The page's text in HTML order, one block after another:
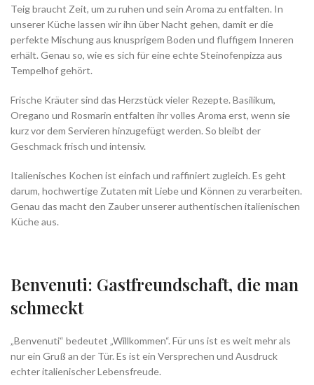
Teig braucht Zeit, um zu ruhen und sein Aroma zu entfalten. In
unserer Küche lassen wir ihn über Nacht gehen, damit er die
perfekte Mischung aus knusprigem Boden und fluffigem Inneren
erhält. Genau so, wie es sich für eine echte Steinofenpizza aus
Tempelhof gehört.
Frische Kräuter sind das Herzstück vieler Rezepte. Basilikum,
Oregano und Rosmarin entfalten ihr volles Aroma erst, wenn sie
kurz vor dem Servieren hinzugefügt werden. So bleibt der
Geschmack frisch und intensiv.
Italienisches Kochen ist einfach und raffiniert zugleich. Es geht
darum, hochwertige Zutaten mit Liebe und Können zu verarbeiten.
Genau das macht den Zauber unserer authentischen italienischen
Küche aus.
Benvenuti: Gastfreundschaft, die man
schmeckt
„Benvenuti“ bedeutet „Willkommen“. Für uns ist es weit mehr als
nur ein Gruß an der Tür. Es ist ein Versprechen und Ausdruck
echter italienischer Lebensfreude.